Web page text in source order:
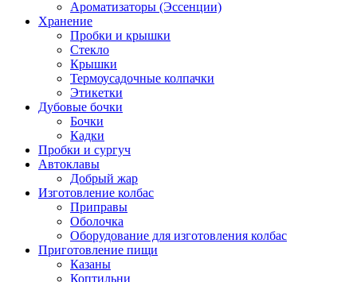
Ароматизаторы (Эссенции)
Хранение
Пробки и крышки
Стекло
Крышки
Термоусадочные колпачки
Этикетки
Дубовые бочки
Бочки
Кадки
Пробки и сургуч
Автоклавы
Добрый жар
Изготовление колбас
Приправы
Оболочка
Оборудование для изготовления колбас
Приготовление пищи
Казаны
Коптильни